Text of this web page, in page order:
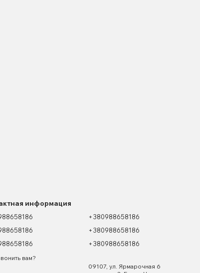
информация
вам?
+380988658186
+380988658186
+380988658186
09107, ул. Ярмарочная 6